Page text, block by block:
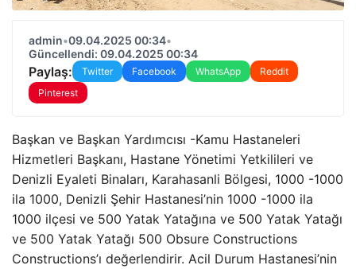
admin•09.04.2025 00:34•
Güncellendi: 09.04.2025 00:34
Paylaş: Twitter Facebook WhatsApp
Reddit
Pinterest
Başkan ve Başkan Yardımcısı -Kamu Hastaneleri
Hizmetleri Başkanı, Hastane Yönetimi Yetkilileri ve
Denizli Eyaleti Binaları, Karahasanli Bölgesi, 1000 -1000
ila 1000, Denizli Şehir Hastanesi’nin 1000 -1000 ila
1000 ilçesi ve 500 Yatak Yatağına ve 500 Yatak Yatağı
ve 500 Yatak Yatağı 500 Obsure Constructions
Constructions’ı değerlendirir. Acil Durum Hastanesi’nin